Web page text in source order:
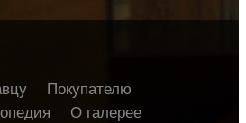
Покупателю
О галерее